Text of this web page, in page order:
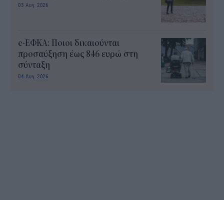
03 Αυγ 2026
e-ΕΦΚΑ: Ποιοι δικαιούνται
προσαύξηση έως 846 ευρώ στη
σύνταξη
04 Αυγ 2026